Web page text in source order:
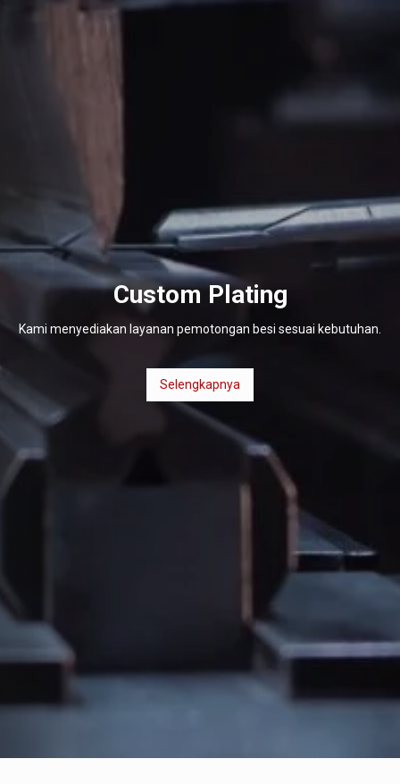
Custom Plating
Kami menyediakan layanan pemotongan besi sesuai kebutuhan.
Selengkapnya